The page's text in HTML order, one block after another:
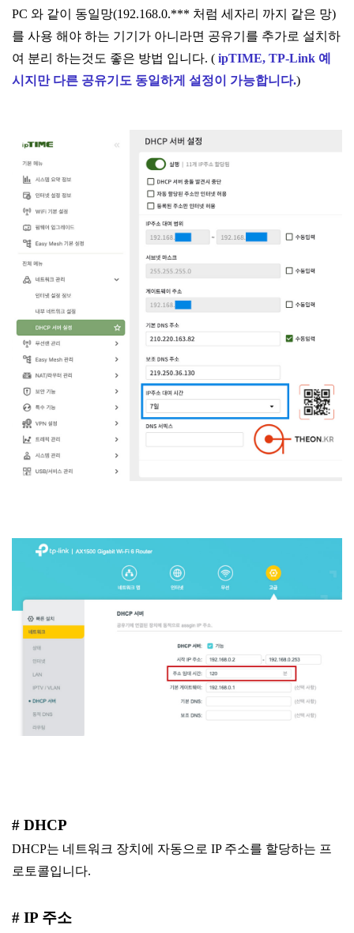
PC 와 같이 동일망(192.168.0.*** 처럼 세자리 까지 같은 망)
를 사용 해야 하는 기기가 아니라면 공유기를 추가로 설치하
여 분리 하는것도 좋은 방법 입니다. ( ipTIME, TP-Link 예
시지만 다른 공유기도 동일하게 설정이 가능합니다.)
# DHCP
DHCP는 네트워크 장치에 자동으로 IP 주소를 할당하는 프
로토콜입니다.
# IP 주소